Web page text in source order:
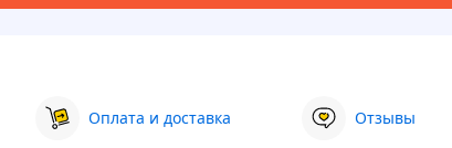
Оплата и доставка Отзывы